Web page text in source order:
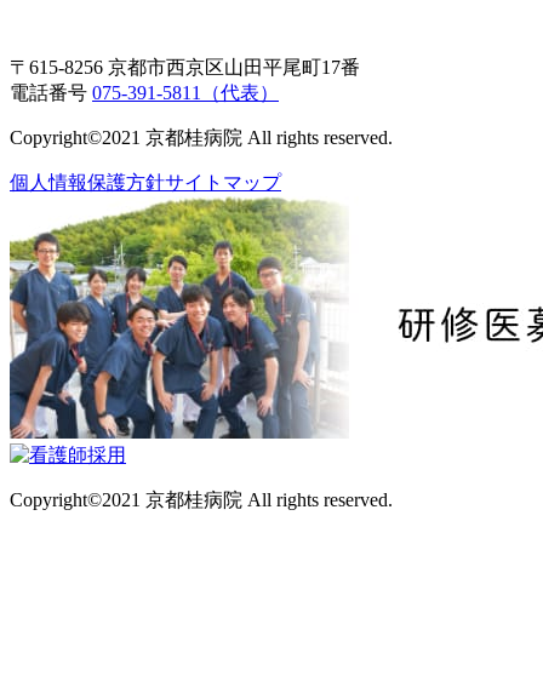
〒615-8256 京都市西京区山田平尾町17番
電話番号 075-391-5811（代表）
Copyright©2021 京都桂病院 All rights reserved.
個人情報保護方針サイトマップ
Copyright©2021 京都桂病院 All rights reserved.